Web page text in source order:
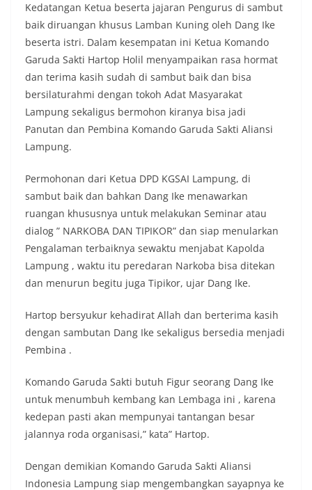
Kedatangan Ketua beserta jajaran Pengurus di sambut
baik diruangan khusus Lamban Kuning oleh Dang Ike
beserta istri. Dalam kesempatan ini Ketua Komando
Garuda Sakti Hartop Holil menyampaikan rasa hormat
dan terima kasih sudah di sambut baik dan bisa
bersilaturahmi dengan tokoh Adat Masyarakat
Lampung sekaligus bermohon kiranya bisa jadi
Panutan dan Pembina Komando Garuda Sakti Aliansi
Lampung.
Permohonan dari Ketua DPD KGSAI Lampung, di
sambut baik dan bahkan Dang Ike menawarkan
ruangan khususnya untuk melakukan Seminar atau
dialog ” NARKOBA DAN TIPIKOR” dan siap menularkan
Pengalaman terbaiknya sewaktu menjabat Kapolda
Lampung , waktu itu peredaran Narkoba bisa ditekan
dan menurun begitu juga Tipikor, ujar Dang Ike.
Hartop bersyukur kehadirat Allah dan berterima kasih
dengan sambutan Dang Ike sekaligus bersedia menjadi
Pembina .
Komando Garuda Sakti butuh Figur seorang Dang Ike
untuk menumbuh kembang kan Lembaga ini , karena
kedepan pasti akan mempunyai tantangan besar
jalannya roda organisasi,” kata” Hartop.
Dengan demikian Komando Garuda Sakti Aliansi
Indonesia Lampung siap mengembangkan sayapnya ke